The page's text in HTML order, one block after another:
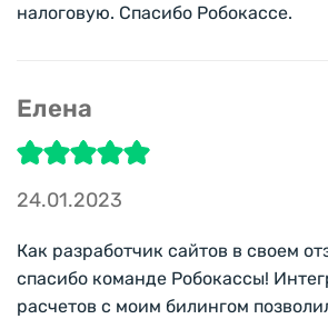
налоговую. Спасибо Робокассе.
Елена
24.01.2023
Как разработчик сайтов в своем
спасибо команде Робокассы!
расчетов с моим билингом